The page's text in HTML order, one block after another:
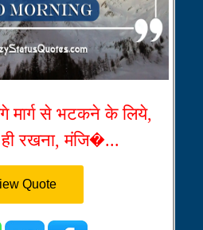
मार्ग से भटकने के लिये,
रखना, मंजि�...
Quote